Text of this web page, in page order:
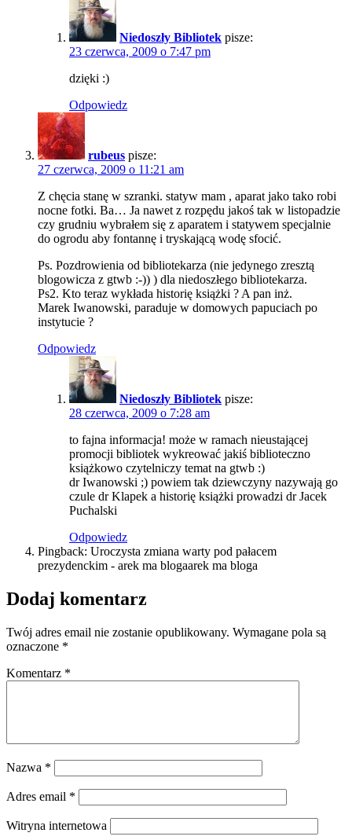
Niedoszły Bibliotek pisze:
23 czerwca, 2009 o 7:47 pm
dzięki :)
Odpowiedz
rubeus pisze:
27 czerwca, 2009 o 11:21 am
Z chęcia stanę w szranki. statyw mam , aparat jako tako robi
nocne fotki. Ba… Ja nawet z rozpędu jakoś tak w listopadzie
czy grudniu wybrałem się z aparatem i statywem specjalnie
do ogrodu aby fontannę i tryskającą wodę sfocić.
Ps. Pozdrowienia od bibliotekarza (nie jedynego zresztą
blogowicza z gtwb :-)) ) dla niedoszłego bibliotekarza.
Ps2. Kto teraz wykłada historię książki ? A pan inż.
Marek Iwanowski, paraduje w domowych papuciach po
instytucie ?
Odpowiedz
Niedoszły Bibliotek pisze:
28 czerwca, 2009 o 7:28 am
to fajna informacja! może w ramach nieustającej
promocji bibliotek wykreować jakiś biblioteczno
książkowo czytelniczy temat na gtwb :)
dr Iwanowski ;) powiem tak dziewczyny nazywają go
czule dr Klapek a historię książki prowadzi dr Jacek
Puchalski
Odpowiedz
Pingback: Uroczysta zmiana warty pod pałacem
prezydenckim - arek ma blogaarek ma bloga
Dodaj komentarz
Twój adres email nie zostanie opublikowany. Wymagane pola są
oznaczone *
Komentarz *
Nazwa *
Adres email *
Witryna internetowa